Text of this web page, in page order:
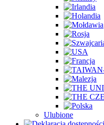
Ulubione